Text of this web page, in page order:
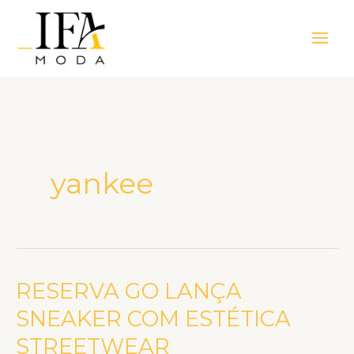
Menu
yankee
RESERVA GO LANÇA
SNEAKER COM ESTÉTICA
STREETWEAR
RESERVA
GO
LANÇA
SNEAKER